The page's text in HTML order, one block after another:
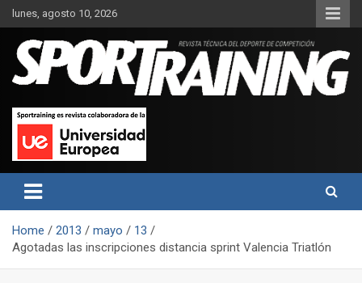
Skip
to
content
lunes, agosto 10, 2026
Revista técnica del deporte
Sport Training
rendimiento, nutrición y entrenamiento.
Home 2013 mayo
13
Agotadas las inscripciones distancia sprint Valencia Triatlón